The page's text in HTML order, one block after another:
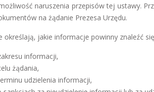
naruszenia przepisów tej ustawy.
na żądanie Prezesa Urzędu.
określają, jakie informacje powinny znaleźć
informacji,
żądania,
udzielenia informacji,